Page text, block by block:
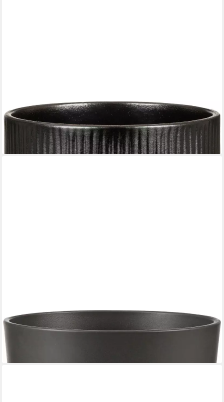
SCHEURICH
Übertopf Scheurich Blumentopf Keramik Ø 15 x 13,7 cm ebano
lieferbar - in 4-5 Werktagen bei dir
SCHEURICH
Übertopf Scheurich Übertopf Serie 883 Ø 22 x 19,7 cm